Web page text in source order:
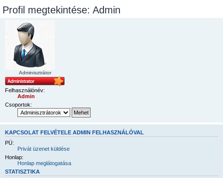
Profil megtekintése: Admin
Adminisztrátor
Felhasználónév:
Admin
Csoportok:
KAPCSOLAT FELVÉTELE ADMIN FELHASZNÁLÓVAL
PÜ:
Privát üzenet küldése
Honlap:
Honlap meglátogatása
STATISZTIKA